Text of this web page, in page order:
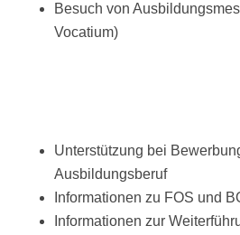
Besuch von
Vocatium)
Unterstützung bei
Ausbildungsberuf
Informationen zu FOS und
Informationen zur